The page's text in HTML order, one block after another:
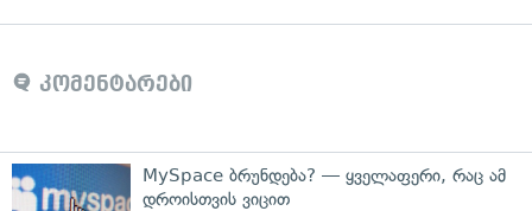
კომენტარები
MySpace ბრუნდება? — ყველაფერი, რაც ამ
დროისთვის ვიცით